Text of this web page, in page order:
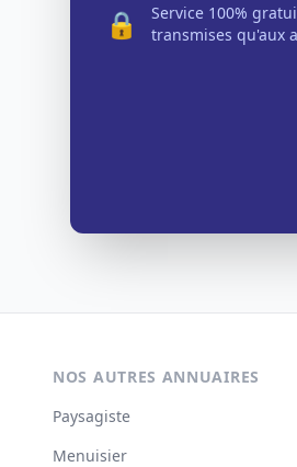
🔒
Service 100%
transmises qu'aux
NOS AUTRES ANNUAIRES
Paysagiste
Menuisier